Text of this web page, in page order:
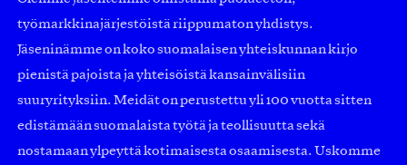
työmarkkinajärjestöistä riippumaton yhdistys.
Jäseninämme on koko suomalaisen yhteiskunnan kirjo
pienistä pajoista ja yhteisöistä kansainvälisiin
suuryrityksiin. Meidät on perustettu yli 100 vuotta sitten
edistämään suomalaista työtä ja teollisuutta sekä
nostamaan ylpeyttä kotimaisesta osaamisesta. Uskomme